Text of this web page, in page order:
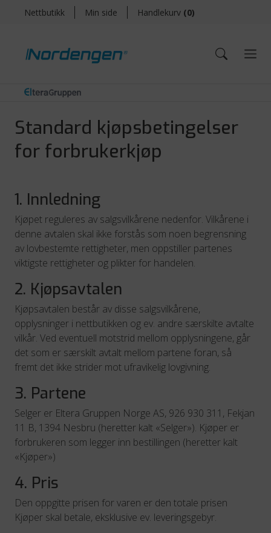
Nettbutikk Min side Handlekurv (0)
Standard kjøpsbetingelser
for forbrukerkjøp
1. Innledning
Kjøpet reguleres av salgsvilkårene nedenfor. Vilkårene i
denne avtalen skal ikke forstås som noen begrensning
av lovbestemte rettigheter, men oppstiller partenes
viktigste rettigheter og plikter for handelen.
2. Kjøpsavtalen
Kjøpsavtalen består av disse salgsvilkårene,
opplysninger i nettbutikken og ev. andre særskilte avtalte
vilkår. Ved eventuell motstrid mellom opplysningene, går
det som er særskilt avtalt mellom partene foran, så
fremt det ikke strider mot ufravikelig lovgivning.
3. Partene
Selger er Eltera Gruppen Norge AS, 926 930 311, Fekjan
11 B, 1394 Nesbru (heretter kalt «Selger»). Kjøper er
forbrukeren som legger inn bestillingen (heretter kalt
«Kjøper»)
4. Pris
Den oppgitte prisen for varen er den totale prisen
Kjøper skal betale, eksklusive ev. leveringsgebyr.